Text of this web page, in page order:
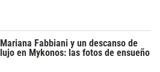
Mariana Fabbiani y un descanso de
lujo en Mykonos: las fotos de ensueño